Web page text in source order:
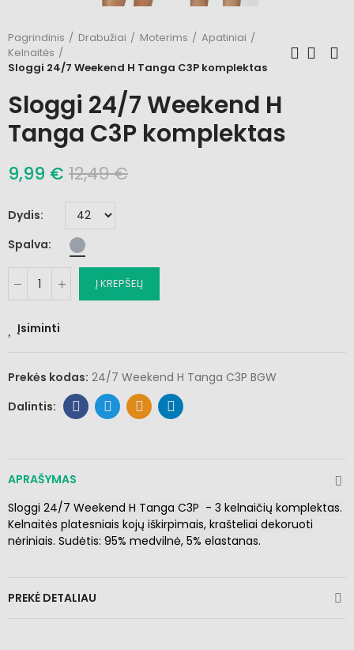
Pagrindinis Drabužiai Moterims
Apatiniai
Kelnaitės
Sloggi 24/7 Weekend H Tanga C3P komplektas
Sloggi 24/7 Weekend H
Tanga C3P komplektas
9,99 € 12,49 €
Dydis
Spalva
Į KREPŠELĮ
Įsiminti
Prekės kodas: 24/7 Weekend H Tanga C3P BGW
APRAŠYMAS
Sloggi 24/7 Weekend H Tanga C3P - 3 kelnaičių komplektas.
Kelnaitės platesniais kojų iškirpimais, krašteliai dekoruoti
nėriniais. Sudėtis: 95% medvilnė, 5% elastanas.
PREKĖ DETALIAU